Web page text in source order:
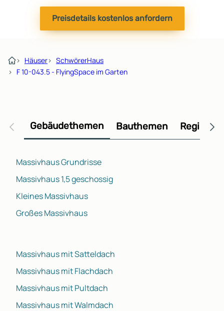
Preisdetails kostenlos anfordern
› Häuser› SchwörerHaus
› F 10-043.5 - FlyingSpace im Garten
Gebäudethemen Bauthemen
Massivhaus Grundrisse
Massivhaus 1,5 geschossig
Kleines Massivhaus
Großes Massivhaus
Massivhaus mit Satteldach
Massivhaus mit Flachdach
Massivhaus mit Pultdach
Massivhaus mit Walmdach